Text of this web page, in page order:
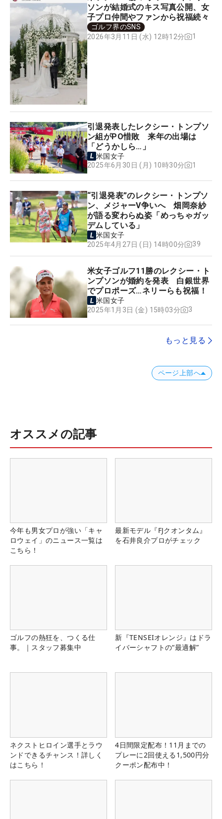
ソンが結婚式のキス写真公開、女
子プロ仲間やファンから祝福続々
ゴルフ界のSNS
2026年3月11日 (水) 12時12分
1
引退発表したレクシー・トンプソ
ン組がPO惜敗 来年の出場は
「どうかしら…」
米国女子
2025年6月30日 (月) 10時30分
1
“引退発表”のレクシー・トンプソ
ン、メジャーV争いへ 畑岡奈紗
が語る変わらぬ姿「めっちゃガッ
デムしている」
米国女子
2025年4月27日 (日) 14時00分
39
米女子ゴルフ11勝のレクシー・ト
ンプソンが婚約を発表 白銀世界
でプロポーズ…ネリーらも祝福！
米国女子
2025年1月3日 (金) 15時03分
3
もっと見る
ページ上部へ
オススメの記事
今年も男女プロが強い「キャ
ロウェイ」のニュース一覧は
こちら！
最新モデル『FJクオンタム』
を石井良介プロがチェック
ゴルフの熱狂を、つくる仕
事。｜スタッフ募集中
新『TENSEIオレンジ』はドラ
イバーシャフトの“最適解”
ネクストヒロイン選手とラウ
ンドできるチャンス！詳しく
はこちら！
4日間限定配布！11月までの
プレーに2回使える1,500円分
クーポン配布中！